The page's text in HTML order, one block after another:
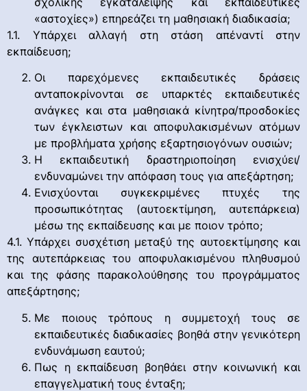
«αστοχίες») επηρεάζει τη μαθησιακή διαδικασία;
1.1. Υπάρχει αλλαγή στη στάση απέναντί στην
εκπαίδευση;
Οι παρεχόμενες εκπαιδευτικές δράσεις
ανταποκρίνονται σε υπαρκτές εκπαιδευτικές
ανάγκες και στα μαθησιακά κίνητρα/προσδοκίες
των έγκλειστων και αποφυλακισμένων ατόμων
με προβλήματα χρήσης εξαρτησιογόνων ουσιών;
Η εκπαιδευτική δραστηριοποίηση ενισχύει/
ενδυναμώνει την απόφαση τους για απεξάρτηση;
Ενισχύονται συγκεκριμένες πτυχές της
προσωπικότητας (αυτοεκτίμηση, αυτεπάρκεια)
μέσω της εκπαίδευσης και με ποιον τρόπο;
4.1. Υπάρχει συσχέτιση μεταξύ της αυτοεκτίμησης και
της αυτεπάρκειας του αποφυλακισμένου πληθυσμού
και της φάσης παρακολούθησης του προγράμματος
απεξάρτησης;
Με ποιους τρόπους η συμμετοχή τους σε
εκπαιδευτικές διαδικασίες βοηθά στην γενικότερη
ενδυνάμωση εαυτού;
Πως η εκπαίδευση βοηθάει στην κοινωνική και
επαγγελματική τους ένταξη;